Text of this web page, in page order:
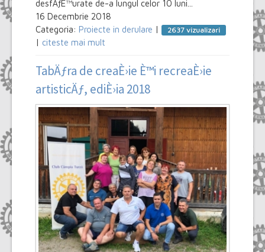
desfÄƒÈ™urate de-a lungul celor 10 luni...
16 Decembrie 2018
Categoria: Proiecte in derulare | 2637 vizualizari
| citeste mai mult
TabÄƒra de creaÈ›ie È™i recreaÈ›ie
artisticÄƒ, ediÈ›ia 2018